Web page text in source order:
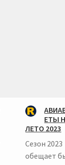
ЕТЫ
ЛЕТО 2023
Сезон 2023
обещает